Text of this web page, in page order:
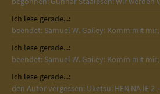
Ich lese gerade...:
beendet: Samuel W. Gailey: Komm mit
Ich lese gerade...:
beendet: Samuel W. Gailey: Komm mit
Ich lese gerade...:
den Autor vergessen: Uketsu: HEN NA IE 2